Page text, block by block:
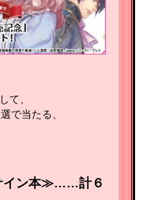
て、
で当たる、
イン本≫……計６